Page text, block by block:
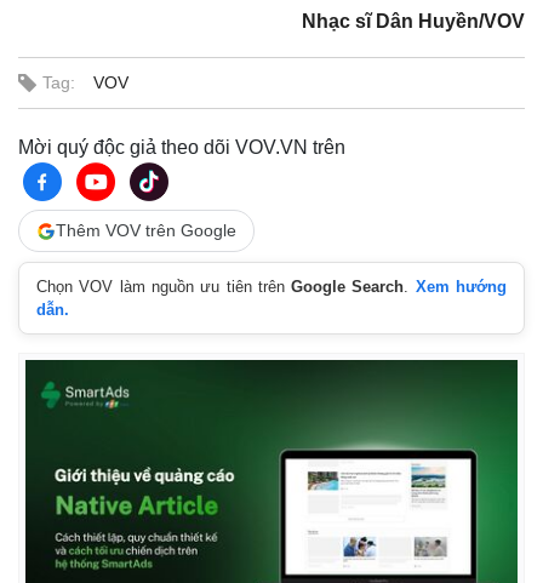
Nhạc sĩ Dân Huyền/VOV
Tag: VOV
Mời quý độc giả theo dõi VOV.VN trên
Thêm VOV trên Google
Chọn VOV làm nguồn ưu tiên trênGoogle Search. Xem hướng
dẫn.